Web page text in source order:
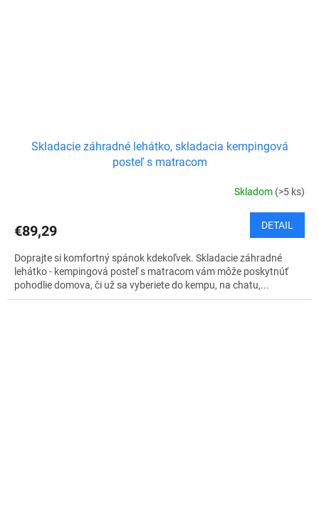
Skladacie záhradné lehátko, skladacia kempingová
posteľ s matracom
Skladom (>5 ks)
€89,29 DETAIL
Doprajte si komfortný spánok kdekoľvek. Skladacie záhradné
lehátko - kempingová posteľ s matracom vám môže poskytnúť
pohodlie domova, či už sa vyberiete do kempu, na chatu,...